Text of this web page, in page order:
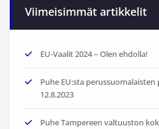
Viimeisimmät artikkelit
EU-Vaalit 2024 – Olen ehdolla!
Puhe EU:sta
12.8.2023
Puhe Tampereen valtuuston